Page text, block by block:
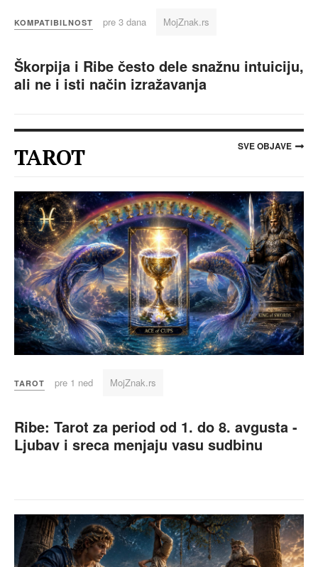
KOMPATIBILNOST pre 3 dana MojZnak.rs
Škorpija i Ribe često dele snažnu intuiciju,
ali ne i isti način izražavanja
TAROT SVE OBJAVE
TAROT pre 1 ned MojZnak.rs
Ribe: Tarot za period od 1. do 8. avgusta -
Ljubav i sreca menjaju vasu sudbinu